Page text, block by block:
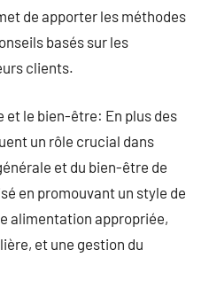
de apporter les méthodes
basés sur les
clients.
et le bien-être: En plus des
un rôle crucial dans
et du bien-être de
en promouvant un style de
alimentation appropriée,
et une gestion du